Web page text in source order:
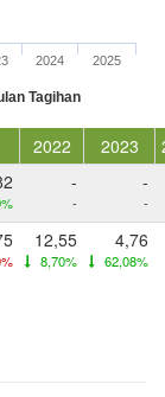
Tagihan
2024 2025
2022 2023
-
-
-
-
12,55
8,70%
4,76
62,08%